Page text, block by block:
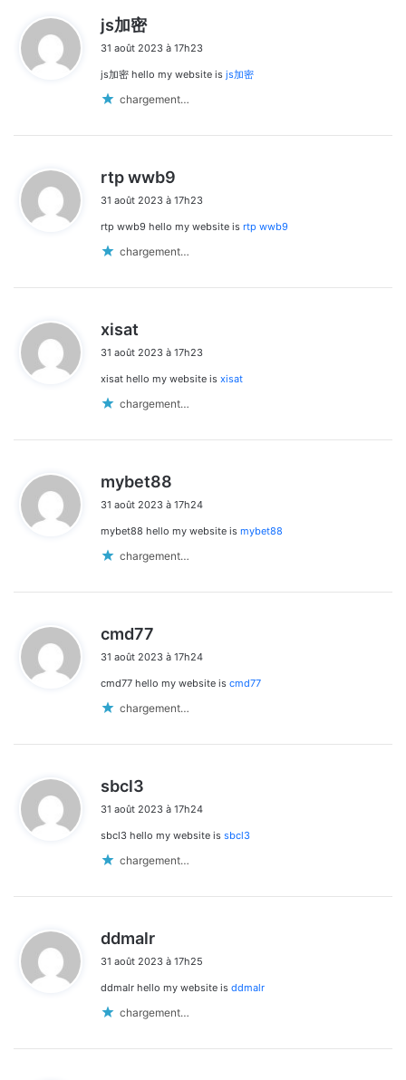
js加密
t
31 août 2023 à 17h23
js加密 hello my website is js加密
chargement…
rtp wwb9
t
31 août 2023 à 17h23
rtp wwb9 hello my website is rtp wwb9
chargement…
xisat
t
31 août 2023 à 17h23
xisat hello my website is xisat
chargement…
mybet88
31 août 2023 à 17h24
mybet88 hello my website is mybet88
chargement…
cmd77
t
31 août 2023 à 17h24
cmd77 hello my website is cmd77
chargement…
sbcl3
t
31 août 2023 à 17h24
sbcl3 hello my website is sbcl3
chargement…
ddmalr
t
31 août 2023 à 17h25
ddmalr hello my website is ddmalr
chargement…